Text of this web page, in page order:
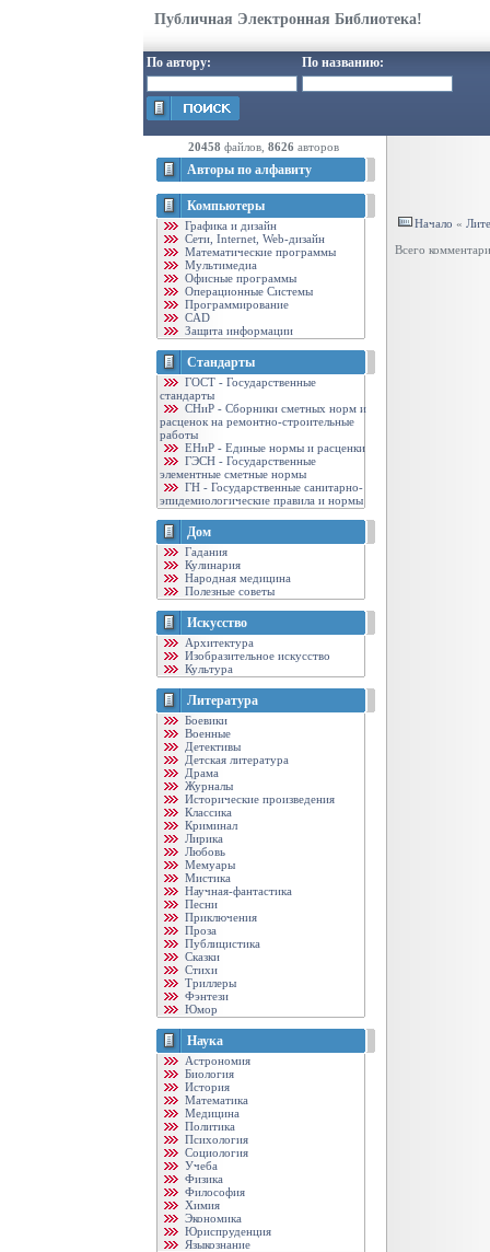
Публичная Электронная Библиотека!
По автору: По названию:
20458 файлов, 8626 авторов
Авторы по алфавиту
Компьютеры
Графика и дизайн
Cети, Internet, Web-дизайн
Математические программы
Мультимедиа
Офисные программы
Операционные Системы
Программирование
CAD
Защита информации
Стандарты
ГОСТ - Государственные
стандарты
CНиР - Сборники сметных норм и
расценок на ремонтно-строительные
работы
ЕНиР - Единые нормы и расценки
ГЭСН - Государственные
элементные сметные нормы
ГН - Государственные санитарно-
эпидемиологические правила и нормы
Дом
Гадания
Кулинария
Народная медицина
Полезные советы
Искусство
Архитектура
Изобразительное искусство
Культура
Литература
Боевики
Военные
Детективы
Детская литература
Драма
Журналы
Исторические произведения
Классика
Криминал
Лирика
Любовь
Мемуары
Мистика
Научная-фантастика
Песни
Приключения
Проза
Публицистика
Сказки
Стихи
Триллеры
Фэнтези
Юмор
Наука
Астрономия
Биология
История
Математика
Медицина
Политика
Психология
Социология
Учеба
Физика
Философия
Химия
Экономика
Юриспруденция
Языкознание
Начало «
Всего